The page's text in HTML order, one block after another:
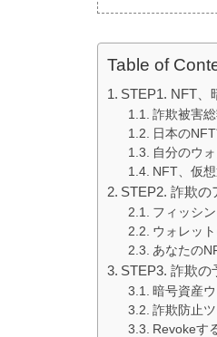
Table of
STEP1. NFT、
詐欺被害
日本の
自分のウ
NFT、仮
STEP2. 詐欺の
フィッシ
ウォレッ
あなたの
STEP3. 詐欺の
暗号資産
詐欺防止
Revoke